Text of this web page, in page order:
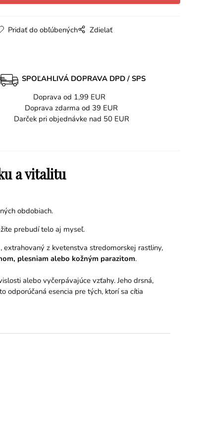
Pridať do obľúbených Zdielať
SPOĽAHLIVÁ DOPRAVA DPD / SPS
Doprava od 1,99 EUR
Doprava zdarma od 39 EUR
Darček pri objednávke nad 50 EUR
a vitalitu
obdobiach.
prebudí telo aj myseľ.
z kvetenstva stredomorskej rastliny,
plesniam alebo kožným parazitom.
alebo vyčerpávajúce vzťahy. Jeho drsná,
odporúčaná esencia pre tých, ktorí sa cítia